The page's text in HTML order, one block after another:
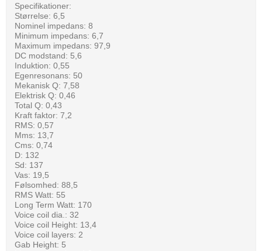
Specifikationer:
Størrelse: 6,5
Nominel impedans: 8
Minimum impedans: 6,7
Maximum impedans: 97,9
DC modstand: 5,6
Induktion: 0,55
Egenresonans: 50
Mekanisk Q: 7,58
Elektrisk Q: 0,46
Total Q: 0,43
Kraft faktor: 7,2
RMS: 0,57
Mms: 13,7
Cms: 0,74
D: 132
Sd: 137
Vas: 19,5
Følsomhed: 88,5
RMS Watt: 55
Long Term Watt: 170
Voice coil dia.: 32
Voice coil Height: 13,4
Voice coil layers: 2
Gab Height: 5